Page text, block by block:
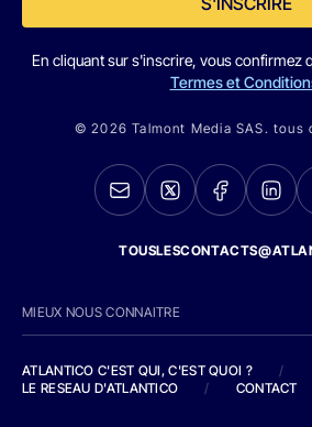
En cliquant sur s'inscrire, vous confirmez
Termes et
© 2026 Talmont Media SAS. tous
MIEUX NOUS CONNAITRE
ATLANTICO C'EST QUI, C'EST QUOI ?
/
LE RESEAU D'ATLANTICO
/ CONTACT